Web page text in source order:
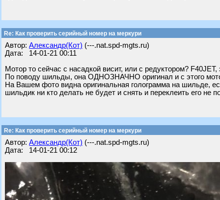
Re: Как проверить серийный номер на меркури
Автор: Александр(Кот) (---.nat.spd-mgts.ru)
Дата: 14-01-21 00:11
Мотор то сейчас с насадкой висит, или с редуктором?
По поводу шильды, она ОДНОЗНАЧНО оригинал и с этого
На Вашем фото видна оригинальная голограмма на шильде,
шильдик ни кто делать не будет и снять и переклеить его не
Re: Как проверить серийный номер на меркури
Автор: Александр(Кот) (---.nat.spd-mgts.ru)
Дата: 14-01-21 00:12